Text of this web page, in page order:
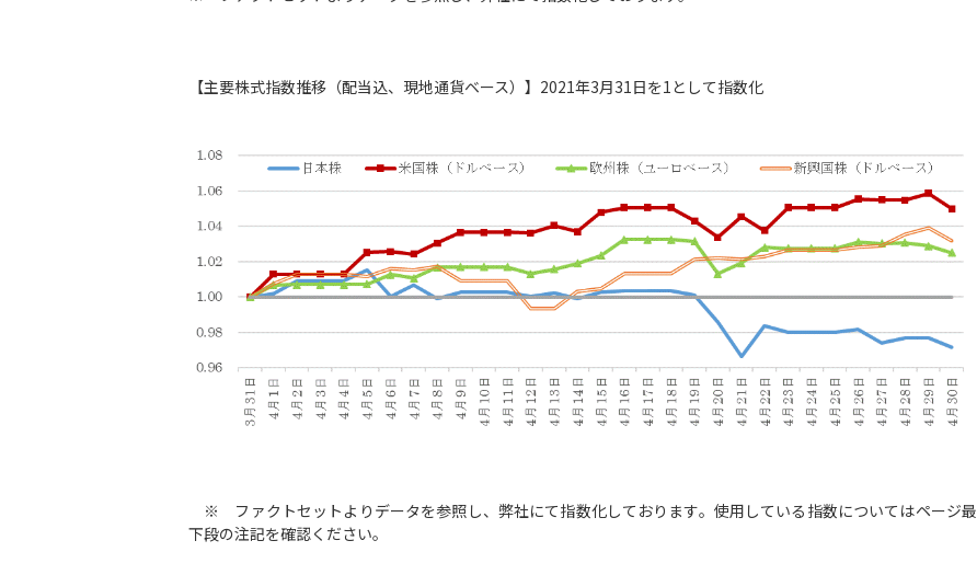
【主要株式指数推移（配当込、現地通貨ベース）】2021年3月31日を1として指数化
※ ファクトセットよりデータを参照し、弊社にて指数化しております。使用している指数についてはページ最
下段の注記を確認ください。